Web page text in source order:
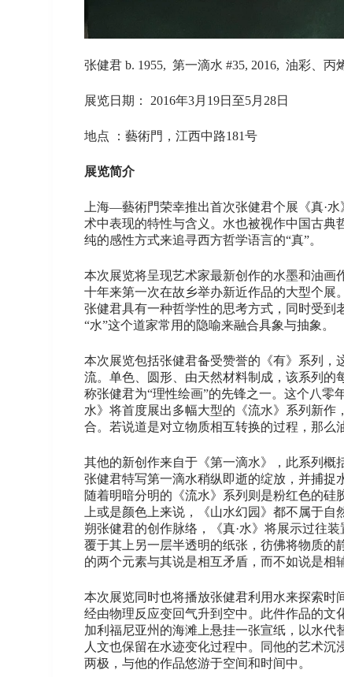
张健君 b. 1955, 第一滴水 #35, 2016, 油彩、丙
展览日期： 2016年3月19日至5月28日
地点 ：藝術門，江西中路181号
展览简介
上海—藝術門荣幸推出首次张健君个展《真·
术中表现的特性与含义。水也被视作中国古典
纯的感性方式来追寻西方哲学语言的“真”。
本次展览将呈现艺术家最新创作的水墨和油
十年来第一次在故乡举办新近作品的大型个展
张健君具有一种哲学性的思考方式，同时受到
“水”这个道家常用的隐喻来融合具象与抽象。
本次展览包括张健君备受赞誉的《有》系列
流。单色、圆形、由天然材料制成，该系列的
称张健君为“理性绘画”的先锋之一。这个八零
水》将首度展出多幅大型的《流水》系列新作
合。若说道是对立物质相互转换的过程，那么
其他的新创作来自于《第一滴水》，此系列概
张健君特写第一滴水稍纵即逝的绽放，并捕
随着明暗分明的《流水》系列则是粉红色的
上或是颜色上来说，《山水幻园》都不属于
朔张健君的创作脉络，《真·水》将展示过往
覆于其上另一层半透明的纸张，彷佛将物质的
的两个元素与其说是相互矛盾，而不如说是相
本次展览同时也将播放张健君利用水来探索时
经由物理反应变回气升到空中。此件作品的文
加利福尼亚州的海滩上悬挂一张宣纸，以水代
人文也保留在水迹变化过程中。同他的艺术
两极，与他的作品悠游于空间和时间中。